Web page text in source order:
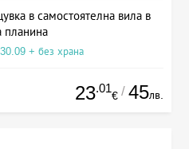
в самостоятелна вила в
планина
+ без храна
23.01
€ / 45лв.